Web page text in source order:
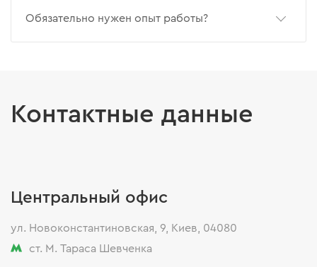
Обязательно нужен опыт работы?
Контактные данные
Центральный офис
ул. Новоконстантиновская, 9, Киев, 04080
ст. М. Тараса Шевченка